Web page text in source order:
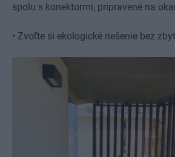
spolu s konektormi, pripravené na
• Zvoľte si ekologické riešenie bez